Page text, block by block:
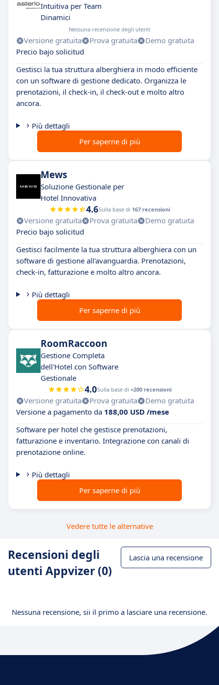
Intuitiva per Team
Dinamici
Nessuna recensione degli utenti
Versione gratuita Prova gratuita
Demo gratuita
Precio bajo solicitud
Gestisci la tua struttura alberghiera in modo efficiente
con un software di gestione dedicato. Organizza le
prenotazioni, il check-in, il check-out e molto altro
ancora.
Più dettagli
Per saperne di più
Mews
Soluzione Gestionale per
Hotel Innovativa
4.6Sulla base di 167 recensioni
Versione gratuita Prova gratuita
Demo gratuita
Precio bajo solicitud
Gestisci facilmente la tua struttura alberghiera con un
software di gestione all'avanguardia. Prenotazioni,
check-in, fatturazione e molto altro ancora.
Più dettagli
Per saperne di più
RoomRaccoon
Gestione Completa
dell'Hotel con Software
Gestionale
4.0Sulla base di +200 recensioni
Versione gratuita Prova gratuita
Demo gratuita
Versione a pagamento da 188,00 USD /mese
Software per hotel che gestisce prenotazioni,
fatturazione e inventario. Integrazione con canali di
prenotazione online.
Più dettagli
Per saperne di più
Vedere tutte le alternative
Recensioni degli
utenti Appvizer (0)
Lascia una recensione
Nessuna recensione, sii il primo a lasciare una recensione.